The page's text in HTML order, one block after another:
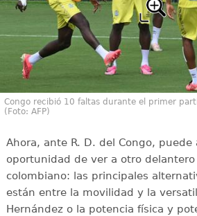
Congo recibió 10 faltas durante el primer
(Foto: AFP)
Ahora, ante R. D. del Congo, puede
oportunidad de ver a otro
colombiano: las principales
están entre la movilidad y la
Hernández o la potencia física y